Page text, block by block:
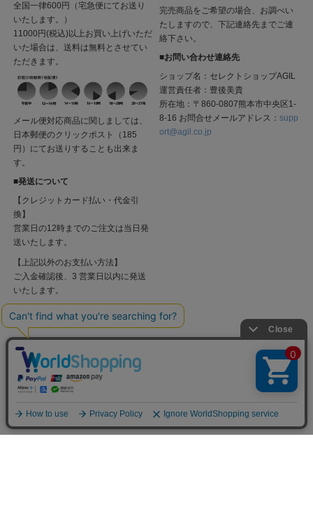
全国一律600円（宅急便にてお送り
いたします。）
11000円(税込)以上お買い上げいただ
いた場合は、送料は無料とさせてい
ただきます。
メール便対応商品に関しましては、
日本郵便のクリックポスト（185
円）にてお送りすることも出来ま
す。
■発送について
【クレジットカード払い・代金引
換】
営業日の12時までのご注文は当日発
送いたします。
【上記以外のお支払い方法】
ご入金確認後、3 営業日以内に発送
いたします。
完売商品をご希望の場合、お調べい
たしますので、下記連絡先までご連
絡下さい。
■お問い合わせ連絡先
ショップ名：セレクトショップAGIL
運営責任者：豊後美貴
所在地：〒860-0807熊本市中央区1-
8-16 お問合せメールアドレス：supp
ort@agil.co.jp